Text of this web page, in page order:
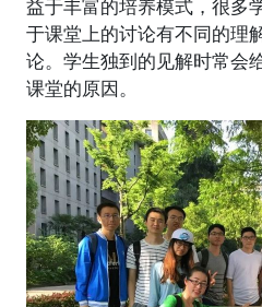
益于丰富的培养模式，很多
于课堂上的讨论有不同的理
论。学生独到的见解时常会
课堂的原因。